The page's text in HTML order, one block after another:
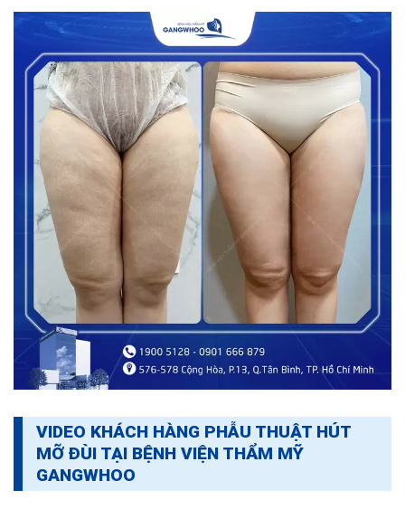
VIDEO KHÁCH HÀNG PHẪU THUẬT HÚT
MỠ ĐÙI TẠI BỆNH VIỆN THẨM MỸ
GANGWHOO